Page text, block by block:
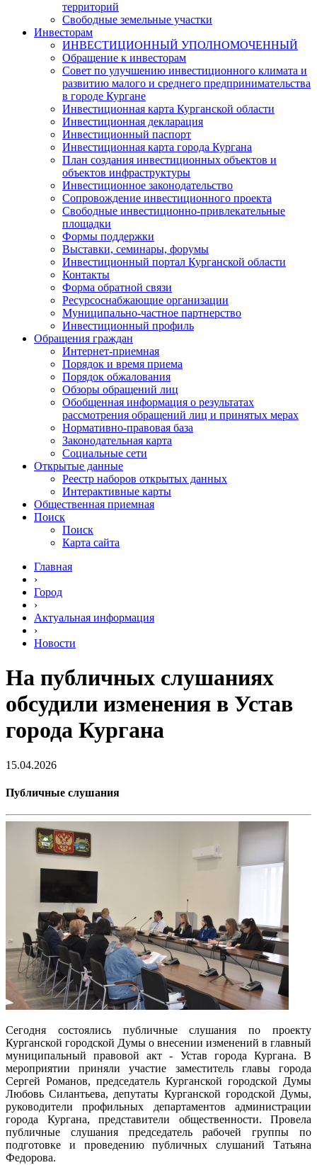
территорий
Свободные земельные участки
Инвесторам
ИНВЕСТИЦИОННЫЙ УПОЛНОМОЧЕННЫЙ
Обращение к инвесторам
Совет по улучшению инвестиционного климата и
развитию малого и среднего предпринимательства
в городе Кургане
Инвестиционная карта Курганской области
Инвестиционная декларация
Инвестиционный паспорт
Инвестиционная карта города Кургана
План создания инвестиционных объектов и
объектов инфраструктуры
Инвестиционное законодательство
Сопровождение инвестиционного проекта
Свободные инвестиционно-привлекательные
площадки
Формы поддержки
Выставки, семинары, форумы
Инвестиционный портал Курганской области
Контакты
Форма обратной связи
Ресурсоснабжающие организации
Муниципально-частное партнерство
Инвестиционный профиль
Обращения граждан
Интернет-приемная
Порядок и время приема
Порядок обжалования
Обзоры обращений лиц
Обобщенная информация о результатах
рассмотрения обращений лиц и принятых мерах
Нормативно-правовая база
Законодательная карта
Социальные сети
Открытые данные
Реестр наборов открытых данных
Интерактивные карты
Общественная приемная
Поиск
Поиск
Карта сайта
Главная
›
Город
›
Актуальная информация
›
Новости
На публичных слушаниях
обсудили изменения в Устав
города Кургана
15.04.2026
Публичные слушания
Сегодня состоялись публичные слушания по проекту
Курганской городской Думы о внесении изменений в главный
муниципальный правовой акт - Устав города Кургана. В
мероприятии приняли участие заместитель главы города
Сергей Романов, председатель Курганской городской Думы
Любовь Силантьева, депутаты Курганской городской Думы,
руководители профильных департаментов администрации
города Кургана, представители общественности. Провела
публичные слушания председатель рабочей группы по
подготовке и проведению публичных слушаний Татьяна
Федорова.